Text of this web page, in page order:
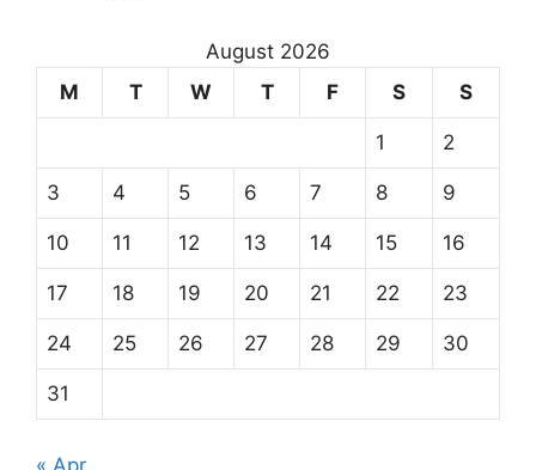
August 2026
M
T W T F S S
1 2
3 4 5 6 7 8 9
10 11 12 13 14 15 16
17 18 19 20 21 22 23
24 25 26 27 28 29 30
31
« Apr